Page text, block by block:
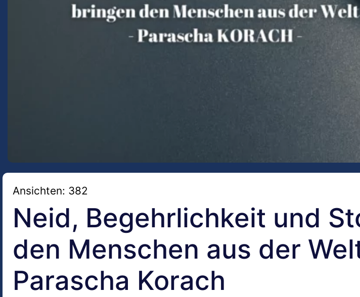
Ansichten: 382
Neid, Begehrlichkeit und
den Menschen aus der
Parascha Korach